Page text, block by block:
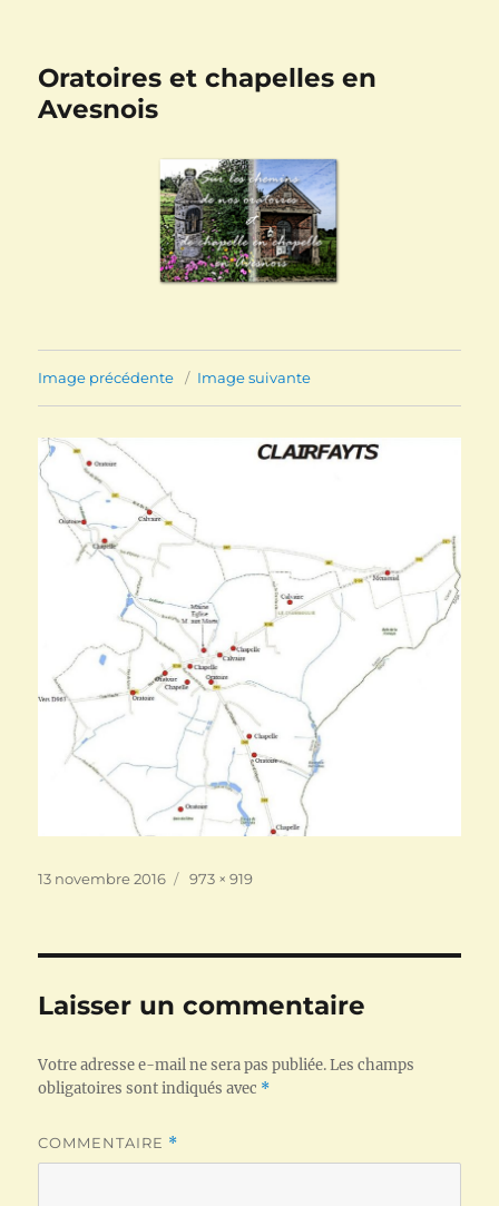
Oratoires et chapelles en
Avesnois
Image précédente Image suivante
Publié
13 novembre 2016
Taille
973 × 919
Laisser un commentaire
Votre adresse e-mail ne sera pas publiée. Les champs
obligatoires sont indiqués avec *
COMMENTAIRE *